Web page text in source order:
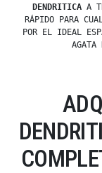
DENDRITICAA
RÁPIDO PARA
POR EL IDEAL
AGATA